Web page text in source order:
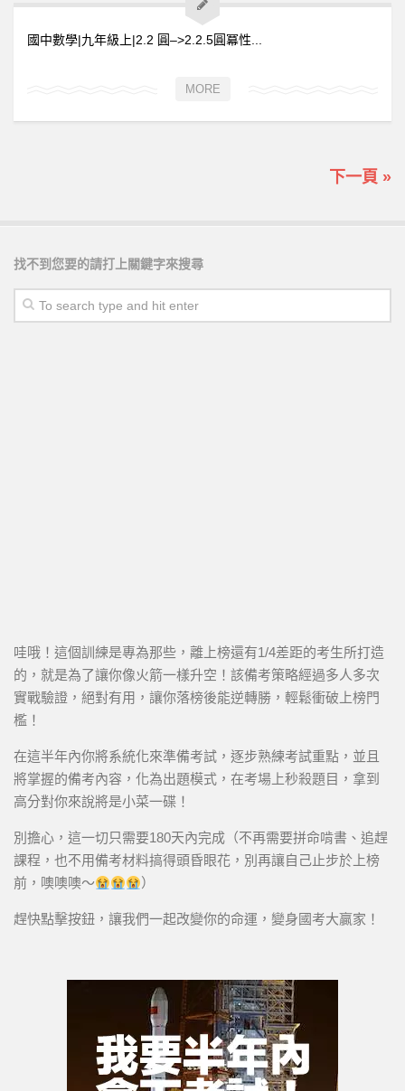
國中數學|九年級上|2.2 圓–>2.2.5圓冪性...
MORE
下一頁 »
找不到您要的請打上關鍵字來搜尋
哇哦！這個訓練是專為那些，離上榜還有1/4差距的考生所打造
的，就是為了讓你像火箭一樣升空！該備考策略經過多人多次
實戰驗證，絕對有用，讓你落榜後能逆轉勝，輕鬆衝破上榜門
檻！
在這半年內你將系統化來準備考試，逐步熟練考試重點，並且
將掌握的備考內容，化為出題模式，在考場上秒殺題目，拿到
高分對你來說將是小菜一碟！
別擔心，這一切只需要180天內完成（不再需要拼命啃書、追趕
課程，也不用備考材料搞得頭昏眼花，別再讓自己止步於上榜
前，噢噢噢～
）
趕快點擊按鈕，讓我們一起改變你的命運，變身國考大贏家！